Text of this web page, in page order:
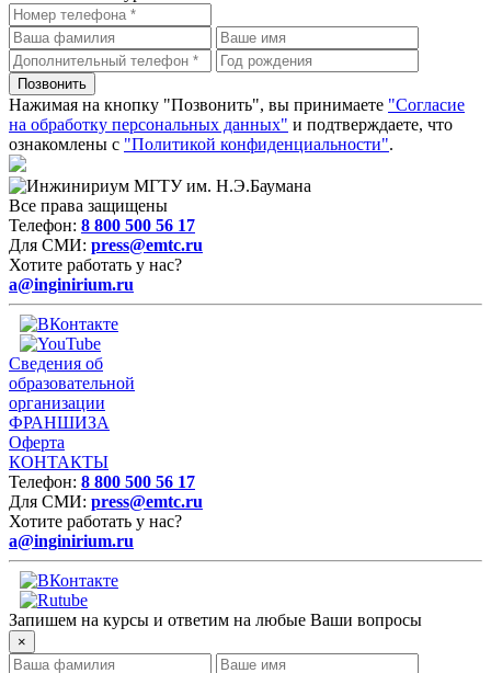
Нажимая на кнопку "Позвонить", вы принимаете "Согласие
на обработку персональных данных" и подтверждаете, что
ознакомлены с "Политикой конфиденциальности".
Все права защищены
Телефон: 8 800 500 56 17
Для СМИ: press@emtc.ru
Хотите работать у нас?
a@inginirium.ru
Сведения об
образовательной
организации
ФРАНШИЗА
Оферта
КОНТАКТЫ
Телефон: 8 800 500 56 17
Для СМИ: press@emtc.ru
Хотите работать у нас?
a@inginirium.ru
Запишем на курсы и ответим на любые Ваши вопросы
×